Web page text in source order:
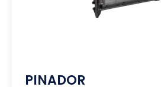
PINADOR